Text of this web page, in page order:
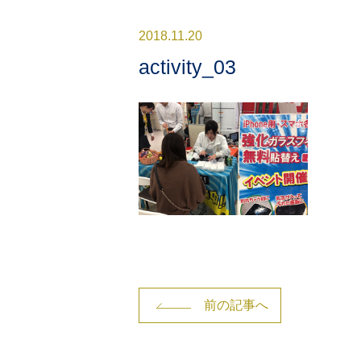
2018.11.20
activity_03
前の記事へ